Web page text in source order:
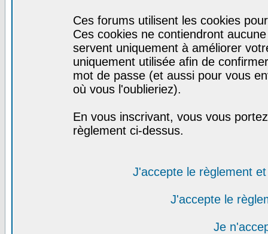
Ces forums utilisent les cookies
Ces cookies ne contiendront
servent uniquement à améliorer
uniquement utilisée afin de
mot de passe (et aussi pour vous
où vous l'oublieriez).
En vous inscrivant, vous vous
règlement ci-dessus.
J'accepte le règlement
J'accepte le
Je